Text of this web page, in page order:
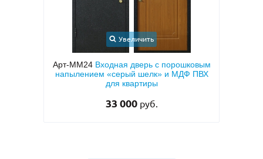
Увеличить
Арт-ММ95Входная дверь в квартиру с
коричневым порошковым покрытием
«антик», бронеконвертом и МДФ (с
25 000 руб.